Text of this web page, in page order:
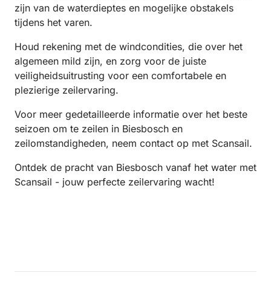
zijn van de waterdieptes en mogelijke obstakels
tijdens het varen.
Houd rekening met de windcondities, die over het
algemeen mild zijn, en zorg voor de juiste
veiligheidsuitrusting voor een comfortabele en
plezierige zeilervaring.
Voor meer gedetailleerde informatie over het beste
seizoen om te zeilen in Biesbosch en
zeilomstandigheden, neem contact op met Scansail.
Ontdek de pracht van Biesbosch vanaf het water met
Scansail - jouw perfecte zeilervaring wacht!